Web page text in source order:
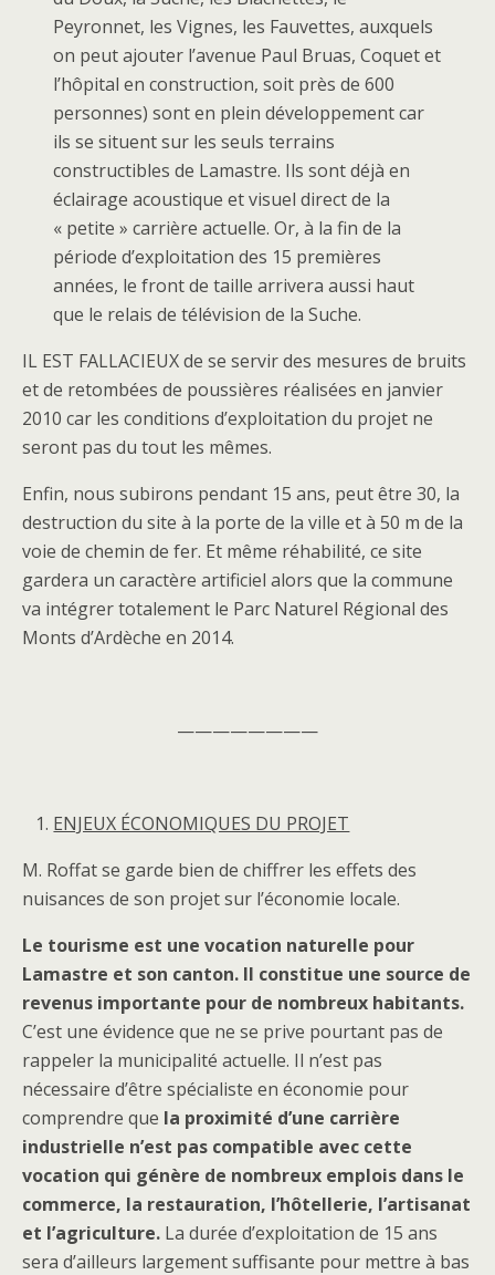
Peyronnet, les Vignes, les Fauvettes, auxquels
on peut ajouter l’avenue Paul Bruas, Coquet et
l’hôpital en construction, soit près de 600
personnes) sont en plein développement car
ils se situent sur les seuls terrains
constructibles de Lamastre. Ils sont déjà en
éclairage acoustique et visuel direct de la
« petite » carrière actuelle. Or, à la fin de la
période d’exploitation des 15 premières
années, le front de taille arrivera aussi haut
que le relais de télévision de la Suche.
IL EST FALLACIEUX de se servir des mesures de bruits
et de retombées de poussières réalisées en janvier
2010 car les conditions d’exploitation du projet ne
seront pas du tout les mêmes.
Enfin, nous subirons pendant 15 ans, peut être 30, la
destruction du site à la porte de la ville et à 50 m de la
voie de chemin de fer. Et même réhabilité, ce site
gardera un caractère artificiel alors que la commune
va intégrer totalement le Parc Naturel Régional des
Monts d’Ardèche en 2014.
————————
ENJEUX ÉCONOMIQUES DU PROJET
M. Roffat se garde bien de chiffrer les effets des
nuisances de son projet sur l’économie locale.
Le tourisme est une vocation naturelle pour
Lamastre et son canton. Il constitue une source de
revenus importante pour de nombreux habitants.
C’est une évidence que ne se prive pourtant pas de
rappeler la municipalité actuelle. Il n’est pas
nécessaire d’être spécialiste en économie pour
comprendre que la proximité d’une carrière
industrielle n’est pas compatible avec cette
vocation qui génère de nombreux emplois dans le
commerce, la restauration, l’hôtellerie, l’artisanat
et l’agriculture. La durée d’exploitation de 15 ans
sera d’ailleurs largement suffisante pour mettre à bas